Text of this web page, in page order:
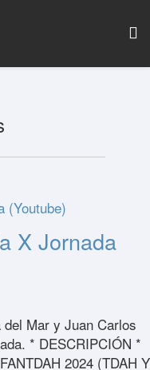
X Jornada
Mar y Juan Carlos
* DESCRIPCIÓN *
2024 (TDAH Y